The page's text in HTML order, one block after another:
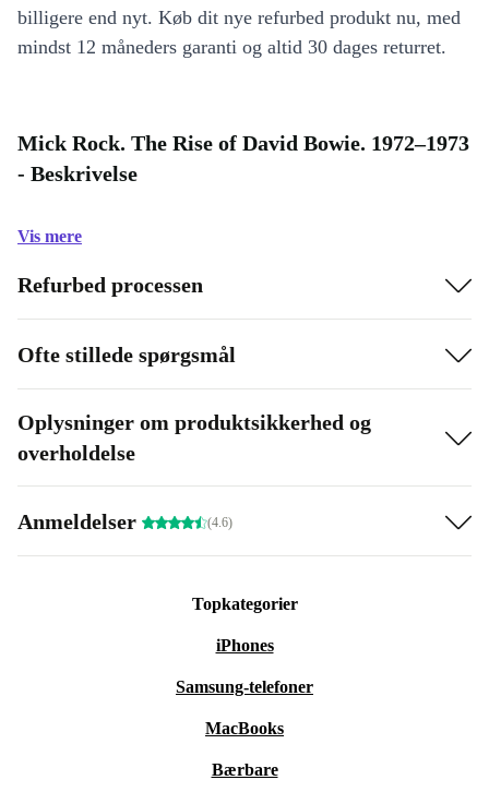
billigere end nyt. Køb dit nye refurbed produkt nu, med
mindst 12 måneders garanti og altid 30 dages returret.
Mick Rock. The Rise of David Bowie. 1972–1973
- Beskrivelse
Vis mere
Refurbed processen
Ofte stillede spørgsmål
Oplysninger om produktsikkerhed og
overholdelse
Anmeldelser (4.6)
Topkategorier
iPhones
Samsung-telefoner
MacBooks
Bærbare